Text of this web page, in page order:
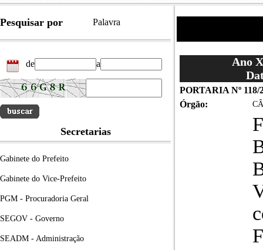
Pesquisar por Palavra
de a
Secretarias
Gabinete do Prefeito
Gabinete do Vice-Prefeito
PGM - Procuradoria Geral
SEGOV - Governo
SEADM - Administração
Ano
PORTARIA Nº 118/
Órgão: